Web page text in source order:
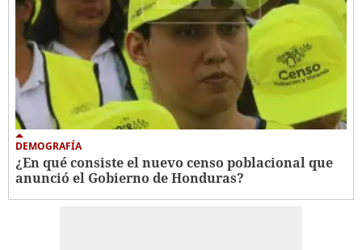
DEMOGRAFÍA
¿En qué consiste el nuevo censo poblacional que
anunció el Gobierno de Honduras?